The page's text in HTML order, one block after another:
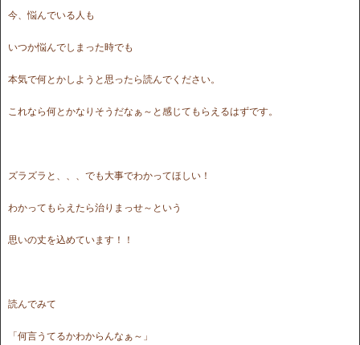
今、悩んでいる人も
いつか悩んでしまった時でも
本気で何とかしようと思ったら読んでください。
これなら何とかなりそうだなぁ～と感じてもらえるはずです。
ズラズラと、、、でも大事でわかってほしい！
わかってもらえたら治りまっせ～という
思いの丈を込めています！！
読んでみて
「何言うてるかわからんなぁ～」